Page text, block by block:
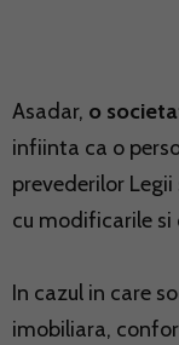
Asadar, o
infiinta ca o
prevederilor
cu modificarile
In cazul in care
imobiliara,